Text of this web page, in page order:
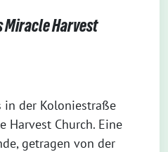
Miracle Harvest
in der Koloniestraße
Harvest Church. Eine
getragen von der